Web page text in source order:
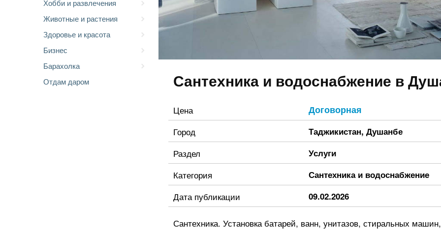
Хобби и развлечения
Животные и растения
Здоровье и красота
Бизнес
Барахолка
Отдам даром
Сантехника и водоснабжение в
Цена Договорная
Город Таджикистан, Душанбе
Раздел Услуги
Категория Сантехника и водоснабжение
Дата публикации 09.02.2026
Сантехника. Установка батарей, ванн, унитазов, стиральных